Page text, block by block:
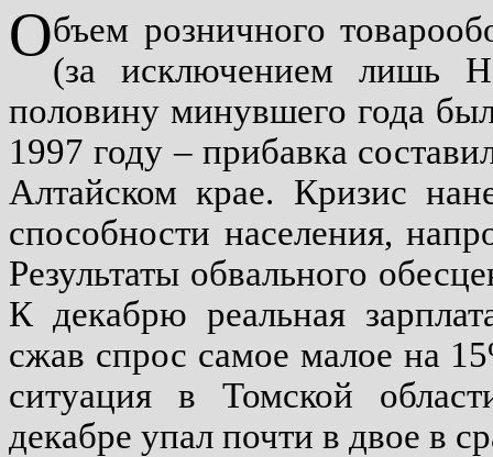
Объем розничного
(за исключением лишь
половину минувшего года
1997 году – прибавка
Алтайском крае. Кризис
способности населения,
Результаты обвального
К декабрю реальная
сжав спрос самое малое на
ситуация в Томской
декабре упал почти в двое в